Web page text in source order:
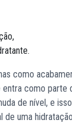
como
entra como parte
de nível, e
de uma